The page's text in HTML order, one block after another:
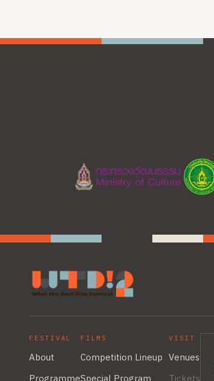
FESTIVAL
About
Programme
FILMS
Competition Lineup
Special Program
VISIT
Venues
Tickets